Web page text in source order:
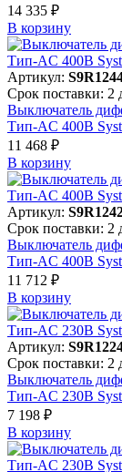
14 335 ₽
В корзинy
Артикул:
Срок поставки: 2
Выключатель
Тип-AC 400В
11 468 ₽
В корзинy
Артикул:
Срок поставки: 2
Выключатель
Тип-AC 400В
11 712 ₽
В корзинy
Артикул:
Срок поставки: 2
Выключатель
Тип-AC 230В
7 198 ₽
В корзинy